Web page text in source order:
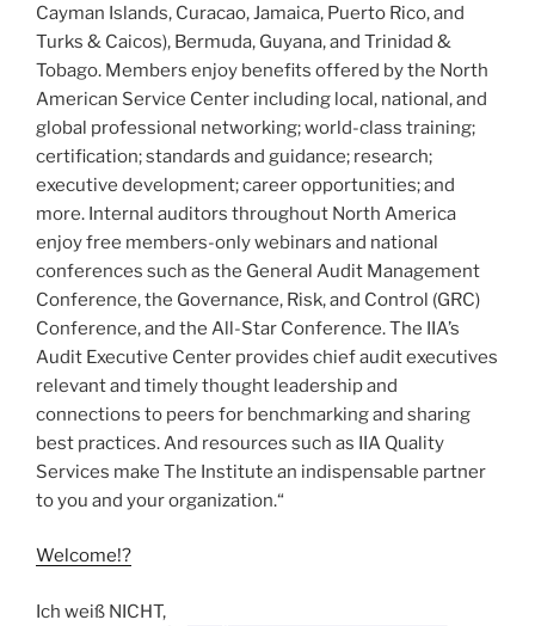
Cayman Islands, Curacao, Jamaica, Puerto Rico, and
Turks & Caicos), Bermuda, Guyana, and Trinidad &
Tobago. Members enjoy benefits offered by the North
American Service Center including local, national, and
global professional networking; world-class training;
certification; standards and guidance; research;
executive development; career opportunities; and
more. Internal auditors throughout North America
enjoy free members-only webinars and national
conferences such as the General Audit Management
Conference, the Governance, Risk, and Control (GRC)
Conference, and the All-Star Conference. The IIA’s
Audit Executive Center provides chief audit executives
relevant and timely thought leadership and
connections to peers for benchmarking and sharing
best practices. And resources such as IIA Quality
Services make The Institute an indispensable partner
to you and your organization.​​“
Welcome!?
Ich weiß NICHT,